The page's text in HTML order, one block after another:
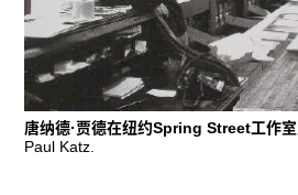
唐纳德·贾德在纽约Spring Street工作
Paul Katz.